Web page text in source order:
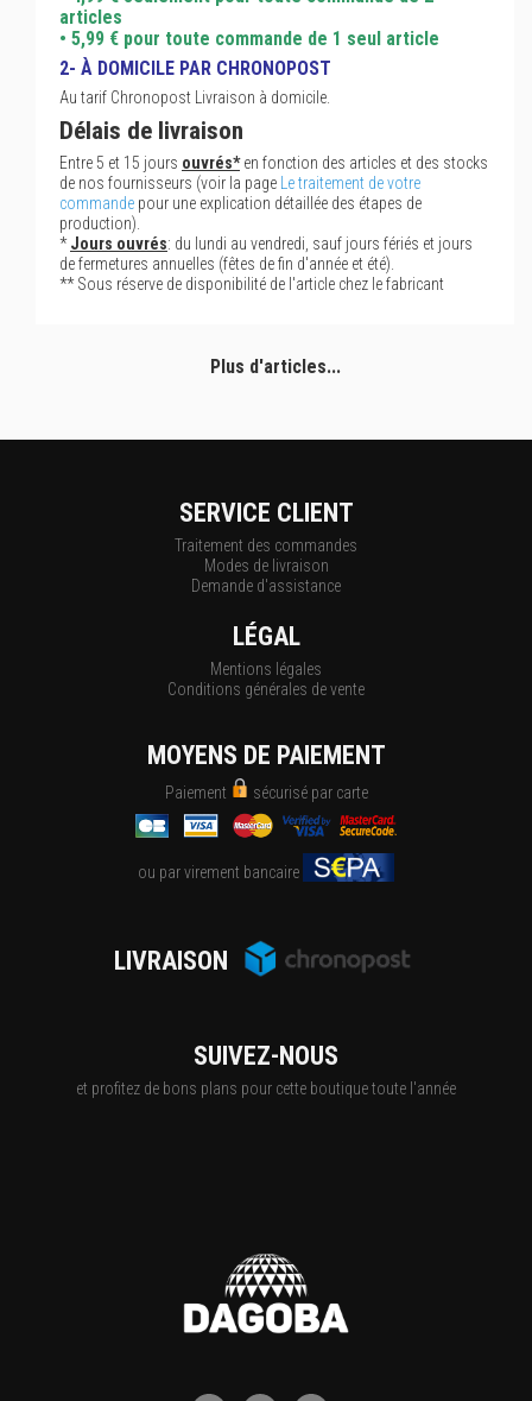
articles
• 5,99 € pour toute commande de 1 seul article
2- À DOMICILE PAR CHRONOPOST
Au tarif Chronopost Livraison à domicile.
Délais de livraison
Entre 5 et 15 jours ouvrés*en fonction des articles et des stocks
de nos fournisseurs (voir la page
Le traitement de votre
commande pour une explication détaillée des étapes de
production).
*Jours ouvrés: du lundi au vendredi, sauf jours fériés et jours
de fermetures annuelles (fêtes de fin d'année et été).
** Sous réserve de disponibilité de l'article chez le fabricant
Plus d'articles...
SERVICE CLIENT
Traitement des commandes
Modes de livraison
Demande d'assistance
LÉGAL
Mentions légales
Conditions générales de vente
MOYENS DE PAIEMENT
Paiement sécurisé par carte
ou par virement bancaire
LIVRAISON
SUIVEZ-NOUS
et profitez de bons plans pour cette boutique toute l'année